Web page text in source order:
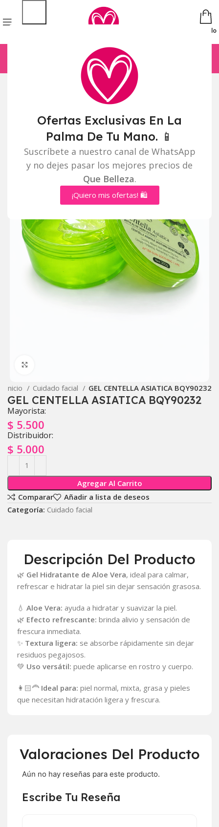
Ofertas Exclusivas En La
Palma De Tu Mano. 📱
Suscríbete a nuestro canal de WhatsApp
y no dejes pasar los mejores precios de
Que Belleza.
¡Quiero mis ofertas! 🛍️
Pedido
Inicio Cuidado facial GEL CENTELLA ASIATICA BQY90232
GEL CENTELLA ASIATICA BQY90232
Mayorista:
$ 5.500
Distribuidor:
$ 5.000
Agregar Al Carrito
Comparar
Añadir a lista de deseos
Categoría: Cuidado facial
Descripción Del Producto
🌿 Gel Hidratante de Aloe Vera, ideal para calmar,
refrescar e hidratar la piel sin dejar sensación grasosa.
💧 Aloe Vera: ayuda a hidratar y suavizar la piel.
🌿 Efecto refrescante: brinda alivio y sensación de
frescura inmediata.
✨ Textura ligera: se absorbe rápidamente sin dejar
residuos pegajosos.
💚 Uso versátil: puede aplicarse en rostro y cuerpo.
👩🏻‍🦰 Ideal para: piel normal, mixta, grasa y pieles
que necesitan hidratación ligera y frescura.
Valoraciones Del Producto
Aún no hay reseñas para este producto.
Escribe Tu Reseña